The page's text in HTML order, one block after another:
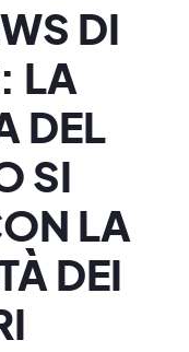
DI
LA
DEL
SI
LA
DEI